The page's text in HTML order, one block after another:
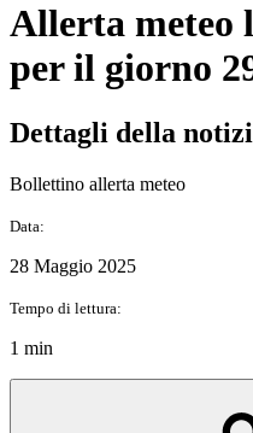
Allerta
per il giorno
Dettagli della
Bollettino allerta meteo
Data:
28 Maggio 2025
Tempo di lettura:
1 min